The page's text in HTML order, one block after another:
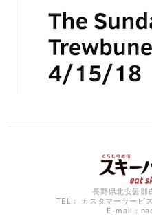
長野県北安曇郡
TEL： カスタマーサービ
E-mail：